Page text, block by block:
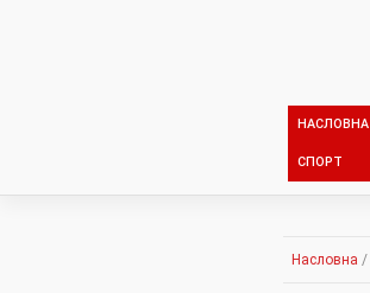
НАСЛОВНА
СПОРТ
Насловна /